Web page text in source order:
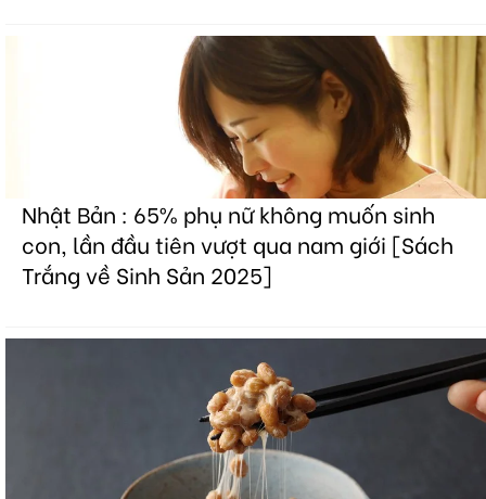
Nhật Bản : 65% phụ nữ không muốn sinh
con, lần đầu tiên vượt qua nam giới [Sách
Trắng về Sinh Sản 2025]